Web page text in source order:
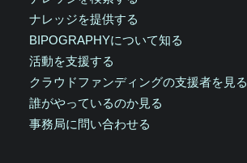
ナレッジを提供する
BIPOGRAPHYについて知る
活動を支援する
クラウドファンディングの支援者を見る
誰がやっているのか見る
事務局に問い合わせる